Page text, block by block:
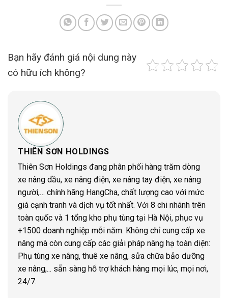
Bạn hãy đánh giá nội dung này
có hữu ích không?
THIÊN SƠN HOLDINGS
Thiên Sơn Holdings đang phân phối hàng trăm dòng
xe nâng dầu, xe nâng điện, xe nâng tay điện, xe nâng
người,… chính hãng HangCha, chất lượng cao với mức
giá cạnh tranh và dịch vụ tốt nhất. Với 8 chi nhánh trên
toàn quốc và 1 tổng kho phụ tùng tại Hà Nội, phục vụ
+1500 doanh nghiệp mỗi năm. Không chỉ cung cấp xe
nâng mà còn cung cấp các giải pháp nâng hạ toàn diện:
Phụ tùng xe nâng, thuê xe nâng, sửa chữa bảo dưỡng
xe nâng,... sẵn sàng hỗ trợ khách hàng mọi lúc, mọi nơi,
24/7.